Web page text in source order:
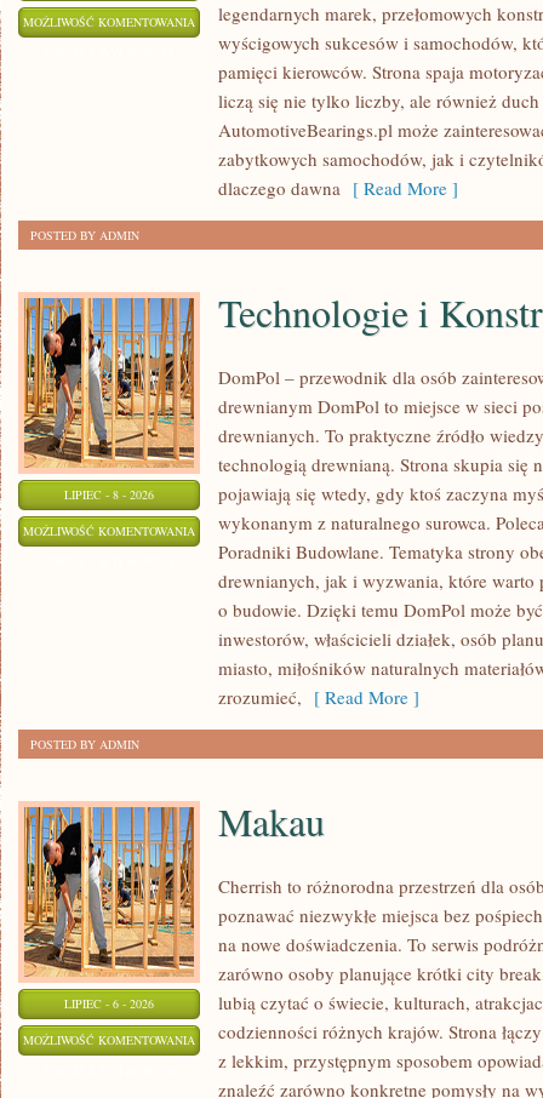
MOŻLIWOŚĆ KOMENTOWANIA KLASYKI
WSZECH
CZASÓW
legendarnych marek, przełomowych
wyścigowych sukcesów i samochodów,
pamięci kierowców. Strona spaja
liczą się nie tylko liczby, ale również duch
AutomotiveBearings.pl może
zabytkowych samochodów, jak i
dlaczego dawna [ Read More ]
POSTED BY ADMIN
LIPIEC - 8 - 2026
MOŻLIWOŚĆ KOMENTOWANIA TECHNOLOGIE
KONSTRUKCJE
Technologie i
DomPol – przewodnik dla osób
drewnianym DomPol to miejsce w sieci
drewnianych. To praktyczne źródło
technologią drewnianą. Strona skupia się
pojawiają się wtedy, gdy ktoś zaczyna
wykonanym z naturalnego surowca.
Poradniki Budowlane. Tematyka strony
drewnianych, jak i wyzwania, które warto
o budowie. Dzięki temu DomPol może
inwestorów, właścicieli działek, osób
miasto, miłośników naturalnych
zrozumieć, [ Read More ]
POSTED BY ADMIN
LIPIEC - 6 - 2026
MOŻLIWOŚĆ KOMENTOWANIA MAKAU
Makau
Cherrish to różnorodna przestrzeń dla
poznawać niezwykłe miejsca bez
na nowe doświadczenia. To serwis
zarówno osoby planujące krótki city
lubią czytać o świecie, kulturach,
codzienności różnych krajów. Strona
z lekkim, przystępnym sposobem
znaleźć zarówno konkretne pomysły na